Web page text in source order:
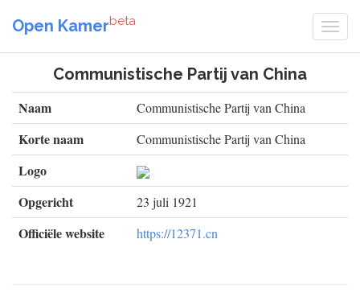
Open Kamerbeta
Communistische Partij van China
Naam Communistische Partij van China
Korte naam Communistische Partij van China
Logo
Opgericht
23 juli 1921
Officiële website https://12371.cn